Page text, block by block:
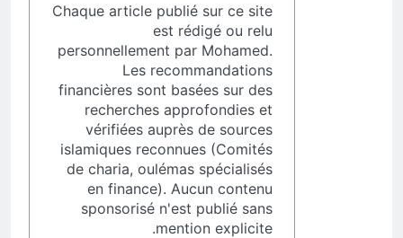
Chaque article publié sur ce site
est rédigé ou relu
personnellement par Mohamed.
Les recommandations
financières sont basées sur des
recherches approfondies et
vérifiées auprès de sources
islamiques reconnues (Comités
de charia, oulémas spécialisés
en finance). Aucun contenu
sponsorisé n'est publié sans
mention explicite.